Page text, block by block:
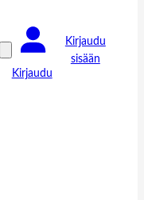
Kirjaudu
Kirjaudu
sisään